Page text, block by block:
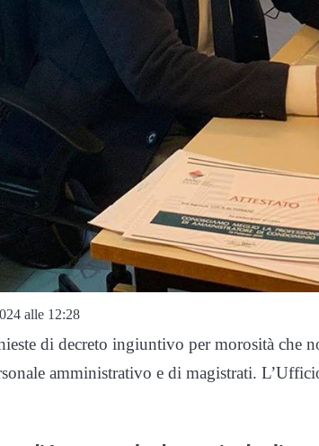
alle 12:28
di decreto ingiuntivo per morosità che
amministrativo e di magistrati.